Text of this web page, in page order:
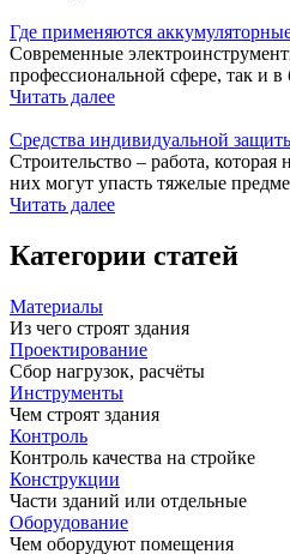
Где применяются
Современные
профессиональной сфере, так и
Читать далее
Средства индивидуальной
Строительство – работа,
них могут упасть тяжелые
Читать далее
Категории статей
Материалы
Из чего строят здания
Проектирование
Сбор нагрузок, расчёты
Инструменты
Чем строят здания
Контроль
Контроль качества на стройке
Конструкции
Части зданий или отдельные
Оборудование
Чем оборудуют помещения